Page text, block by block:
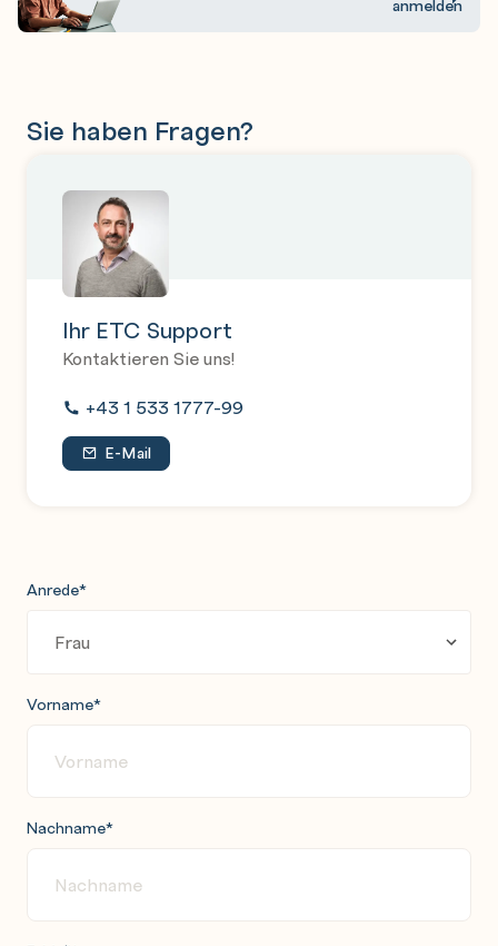
States ausrollen per Push und Pull
Salt States erstellen
System Dienste ansteuern
Benutzer Verwaltung
Konfiguration von Diensten
usw.
anmelden
Sie haben Fragen?
Ihr ETC Support
Kontaktieren Sie uns!
+43 1 533 1777-99
E-Mail
Anrede*
Vorname*
Nachname*